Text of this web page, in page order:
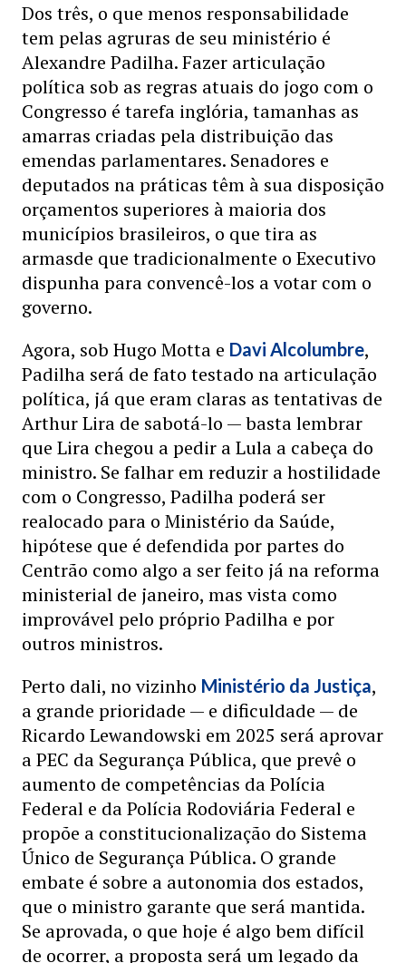
Dos três, o que menos responsabilidade
tem pelas agruras de seu ministério é
Alexandre Padilha. Fazer articulação
política sob as regras atuais do jogo com o
Congresso é tarefa inglória, tamanhas as
amarras criadas pela distribuição das
emendas parlamentares. Senadores e
deputados na práticas têm à sua disposição
orçamentos superiores à maioria dos
municípios brasileiros, o que tira as
armasde que tradicionalmente o Executivo
dispunha para convencê-los a votar com o
governo.
Agora, sob Hugo Motta e Davi Alcolumbre,
Padilha será de fato testado na articulação
política, já que eram claras as tentativas de
Arthur Lira de sabotá-lo — basta lembrar
que Lira chegou a pedir a Lula a cabeça do
ministro. Se falhar em reduzir a hostilidade
com o Congresso, Padilha poderá ser
realocado para o Ministério da Saúde,
hipótese que é defendida por partes do
Centrão como algo a ser feito já na reforma
ministerial de janeiro, mas vista como
improvável pelo próprio Padilha e por
outros ministros.
Perto dali, no vizinho Ministério da Justiça,
a grande prioridade — e dificuldade — de
Ricardo Lewandowski em 2025 será aprovar
a PEC da Segurança Pública, que prevê o
aumento de competências da Polícia
Federal e da Polícia Rodoviária Federal e
propõe a constitucionalização do Sistema
Único de Segurança Pública. O grande
embate é sobre a autonomia dos estados,
que o ministro garante que será mantida.
Se aprovada, o que hoje é algo bem difícil
de ocorrer, a proposta será um legado da